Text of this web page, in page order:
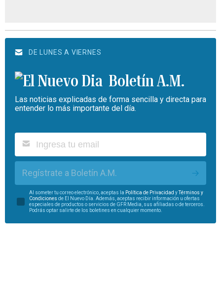
DE LUNES A VIERNES
Boletín A.M.
Las noticias explicadas de forma sencilla y directa para
entender lo más importante del día.
Regístrate a Boletín A.M.
Al someter tu correo electrónico, aceptas la Política de Privacidad y
Términos y
Condiciones de El Nuevo Día. Además, aceptas recibir información u ofertas
especiales de productos o servicios de GFR Media, sus afiliadas o de terceros.
Podrás optar salirte de los boletines en cualquier momento.